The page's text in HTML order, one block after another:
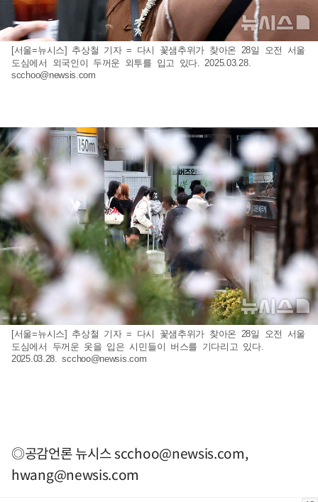
[서울=뉴시스] 추상철 기자 = 다시 꽃샘추위가 찾아온 28일 오전 서울
도심에서 외국인이 두꺼운 외투를 입고 있다. 2025.03.28.
scchoo@newsis.com
[서울=뉴시스] 추상철 기자 = 다시 꽃샘추위가 찾아온 28일 오전 서울
도심에서 두꺼운 옷을 입은 시민들이 버스를 기다리고 있다.
2025.03.28.scchoo@newsis.com
◎공감언론 뉴시스scchoo@newsis.com,
hwang@newsis.com